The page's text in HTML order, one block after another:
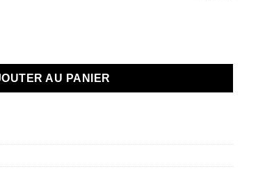
20g – Lot de 3 Pointes Acier Tiges Aluminium Noir
AU PANIER